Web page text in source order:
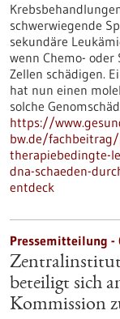
schwerwiegende
sekundäre
wenn Chemo-
Zellen schädigen.
hat nun einen
solche
https://
bw.de/
therapiebedingte-
dna-schaeden-
entdeck
Pressemitteilung -
Zentralinstitut
beteiligt sich
Kommission